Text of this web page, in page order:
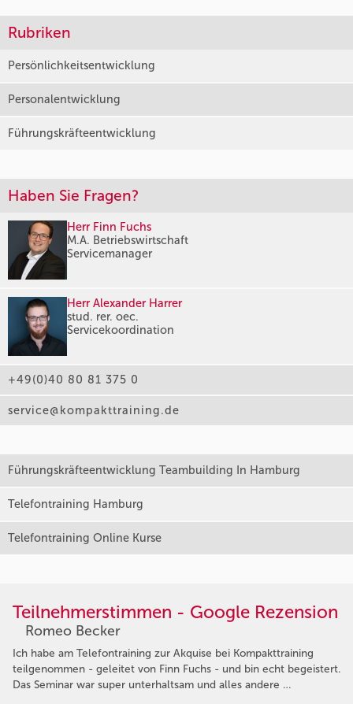
Rubriken
Persönlichkeitsentwicklung
Personalentwicklung
Führungskräfteentwicklung
Haben Sie Fragen?
Herr Finn Fuchs
M.A. Betriebswirtschaft
Servicemanager
Herr Alexander Harrer
stud. rer. oec.
Servicekoordination
+49(0)40 80 81 375 0
service@kompakttraining.de
Führungskräfteentwicklung Teambuilding In Hamburg
Telefontraining Hamburg
Telefontraining Online Kurse
Teilnehmerstimmen - Google Rezension
Romeo Becker
Ich habe am Telefontraining zur Akquise bei Kompakttraining
teilgenommen - geleitet von Finn Fuchs - und bin echt begeistert.
Das Seminar war super unterhaltsam und alles andere …